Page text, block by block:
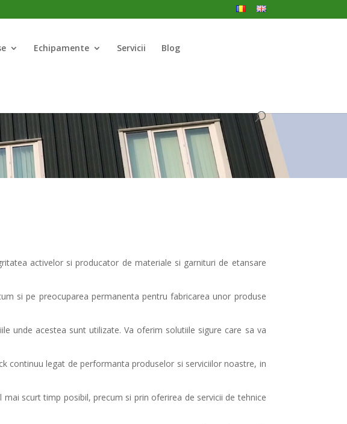
Echipamente Servicii Blog
activelor si producator de materiale si garnituri de etansare
si pe preocuparea permanenta pentru fabricarea unor produse
unde acestea sunt utilizate. Va oferim solutiile sigure care sa va
continuu legat de performanta produselor si serviciilor noastre, in
scurt timp posibil, precum si prin oferirea de servicii de tehnice